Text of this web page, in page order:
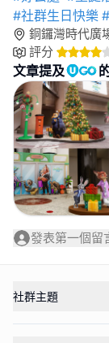
#社群生日快樂 #
銅鑼灣時代廣
評分
文章提及
發表第一個留
社群主題